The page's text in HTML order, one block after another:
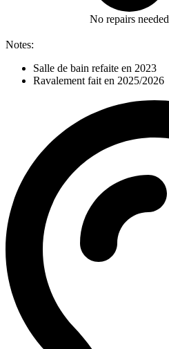
No repairs needed
Notes:
Salle de bain refaite en 2023
Ravalement fait en 2025/2026